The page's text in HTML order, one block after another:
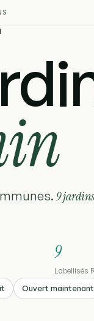
9 jardins
9
Labellisés
Ouvert maintenant